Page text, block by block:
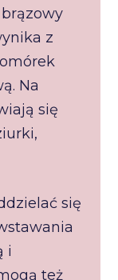
brązowy
z
Na
się
się
i
też